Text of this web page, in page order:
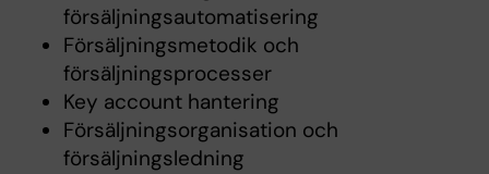
försäljningsautomatisering
Försäljningsmetodik och
försäljningsprocesser
Key account hantering
Försäljningsorganisation och
försäljningsledning